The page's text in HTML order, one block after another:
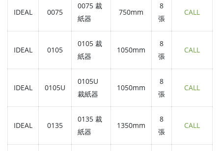
IDEAL 0075
0075 裁
紙器
750mm
8
張
CALL
IDEAL 0105
0105 裁
紙器
1050mm
8
張
CALL
IDEAL 0105U
0105U
裁紙器
1050mm
8
張
CALL
IDEAL 0135
0135 裁
紙器
1350mm
8
張
CALL